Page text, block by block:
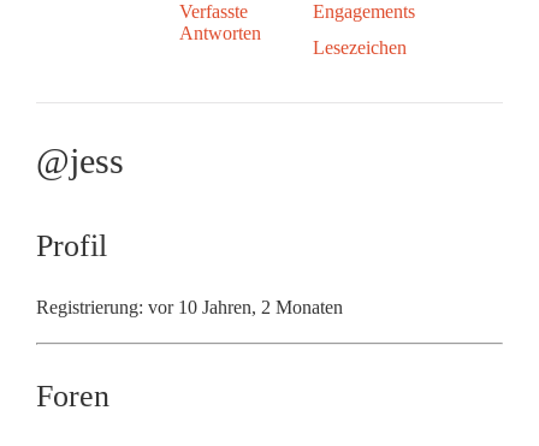
Verfasste
Antworten
Engagements
Lesezeichen
@jess
Profil
Registrierung: vor 10 Jahren, 2 Monaten
Foren